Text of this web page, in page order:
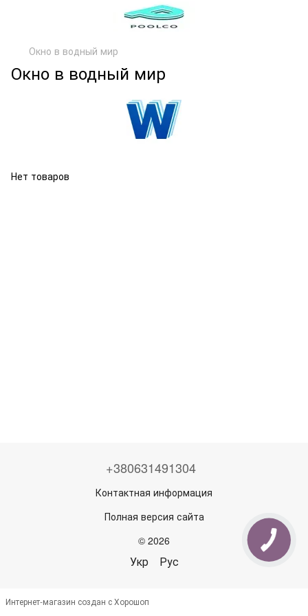
Окно в водный мир
Окно в водный мир
Нет товаров
+380631491304
Контактная информация
Полная версия сайта
© 2026
Укр Рус
Интернет-магазин создан с Хорошоп